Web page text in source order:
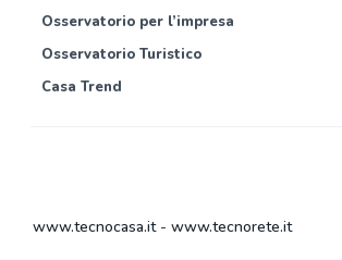
Osservatorio per l’impresa
Osservatorio Turistico
Casa Trend
www.tecnocasa.it- www.tecnorete.it